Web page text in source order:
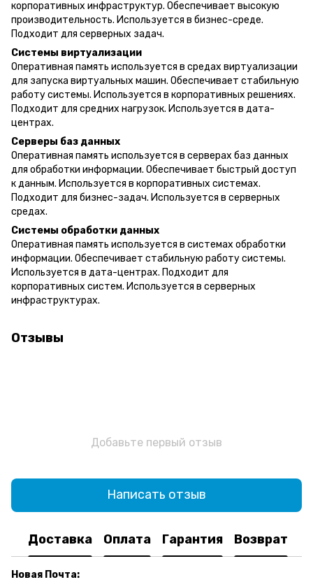
корпоративных инфраструктур. Обеспечивает высокую
производительность. Используется в бизнес-среде.
Подходит для серверных задач.
Системы виртуализации
Оперативная память используется в средах виртуализации
для запуска виртуальных машин. Обеспечивает стабильную
работу системы. Используется в корпоративных решениях.
Подходит для средних нагрузок. Используется в дата-
центрах.
Серверы баз данных
Оперативная память используется в серверах баз данных
для обработки информации. Обеспечивает быстрый доступ
к данным. Используется в корпоративных системах.
Подходит для бизнес-задач. Используется в серверных
средах.
Системы обработки данных
Оперативная память используется в системах обработки
информации. Обеспечивает стабильную работу системы.
Используется в дата-центрах. Подходит для
корпоративных систем. Используется в серверных
инфраструктурах.
Отзывы
Добавьте первый отзыв
Написать отзыв
Доставка Оплата Гарантия Возврат
Новая Почта: